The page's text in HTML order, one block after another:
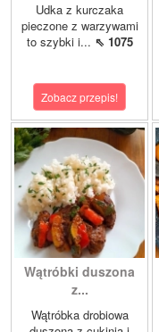
Udka z kurczaka
pieczone z warzywami
to szybki i... ⇖ 1075
Zobacz przepis!
Wątróbki duszona
z...
Wątróbka drobiowa